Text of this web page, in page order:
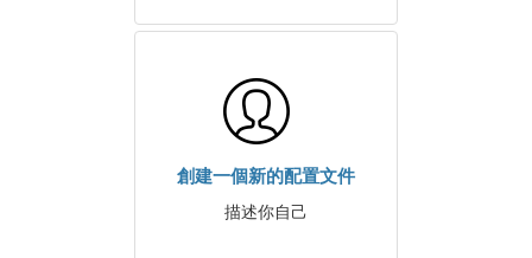
創建一個新的配置文件
描述你自己